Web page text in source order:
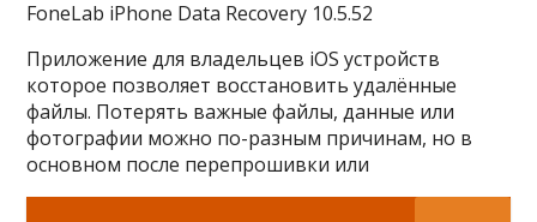
FoneLab iPhone Data Recovery 10.5.52
Приложение для владельцев iOS устройств
которое позволяет восстановить удалённые
файлы. Потерять важные файлы, данные или
фотографии можно по-разным причинам, но в
основном после перепрошивки или